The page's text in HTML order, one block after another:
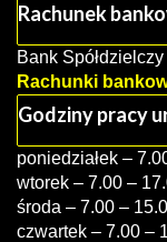
Rachunek
Bank
Rachunki
Godziny pracy
poniedziałek –
wtorek – 7.00 –
środa – 7.00 –
czwartek – 7.00 –